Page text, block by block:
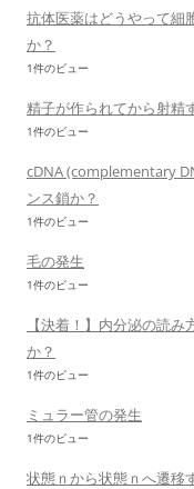
抗体医薬はどうやって細
か？
1件のビュー
精子が作られてから射精
1件のビュー
cDNA (complementary
ンス鎖か？
1件のビュー
毛の発生
1件のビュー
【決着！】内分泌の読
か？
1件のビュー
ミュラー管の発生
1件のビュー
状態ｎから状態ｎへ遷移